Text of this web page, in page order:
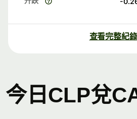
查看完整紀錄
今日CLP兌